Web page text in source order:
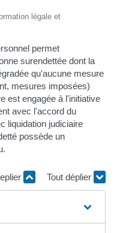
légale et
permet
surendettée dont la
qu'aucune mesure
mesures imposées)
est engagée à l'initiative
avec l'accord du
liquidation judiciaire
possède un
Tout déplier